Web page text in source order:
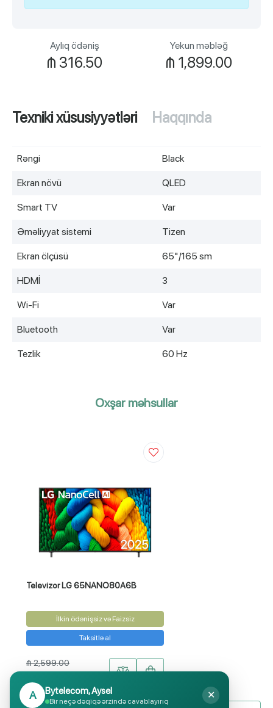
Aylıq ödəniş
₼ 316.50
Yekun məbləğ
₼ 1,899.00
Texniki xüsusiyyətləri Haqqında
Rəngi Black
Ekran növü QLED
Smart TV Var
Əməliyyat sistemi Tizen
Ekran ölçüsü 65"/165 sm
HDMİ 3
Wi-Fi Var
Bluetooth Var
Tezlik 60 Hz
Oxşar məhsullar
Televizor LG 65NANO80A6B
İlkin ödənişsiz və Faizsiz
Taksitlə al
₼ 2,599.00
₼ 1,799.00
A Bytelecom, Aysel
Bir neçə dəqiqə ərzində cavablayırıq
✕